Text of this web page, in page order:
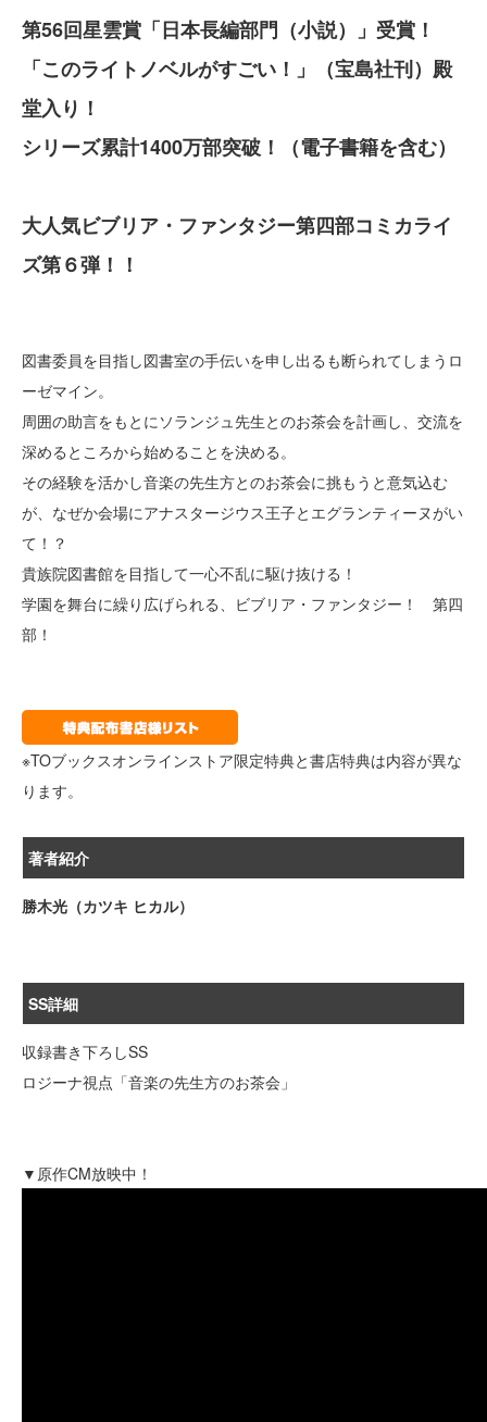
第56回星雲賞「日本長編部門（小説）」受賞！
「このライトノベルがすごい！」（宝島社刊）殿
堂入り！
シリーズ累計1400万部突破！（電子書籍を含む）
大人気ビブリア・ファンタジー第四部コミカライ
ズ第６弾！！
図書委員を目指し図書室の手伝いを申し出るも断られてしまうロ
ーゼマイン。
周囲の助言をもとにソランジュ先生とのお茶会を計画し、交流を
深めるところから始めることを決める。
その経験を活かし音楽の先生方とのお茶会に挑もうと意気込む
が、なぜか会場にアナスタージウス王子とエグランティーヌがい
て！？
貴族院図書館を目指して一心不乱に駆け抜ける！
学園を舞台に繰り広げられる、ビブリア・ファンタジー！ 第四
部！
※TOブックスオンラインストア限定特典と書店特典は内容が異な
ります。
著者紹介
勝木光（カツキ ヒカル）
SS詳細
収録書き下ろしSS
ロジーナ視点「音楽の先生方のお茶会」
▼原作CM放映中！